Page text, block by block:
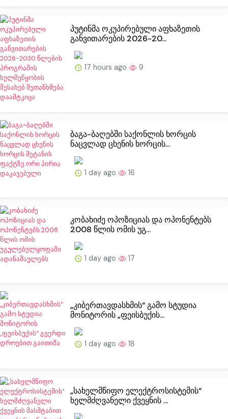
პუტინმა ოკუპირებული აფხაზეთის
განვითარების 2026-20...
17 hours ago 9
ბაგა-ბაღებში საქონლის ხორცის
ნაცვლად ცხენის ხორცის...
1 day ago 16
კობახიძე ოპოზიციას და ოპონენტებს
2008 წლის ომის უგ...
1 day ago 17
„კიბერთავდასხმის“ გამო სტუდია
მონიტორის „ფეისბუქის...
1 day ago 18
„სახელმწიფო ელექტროსისტემის“
ხელმძღვანელი ქვეყნის ...